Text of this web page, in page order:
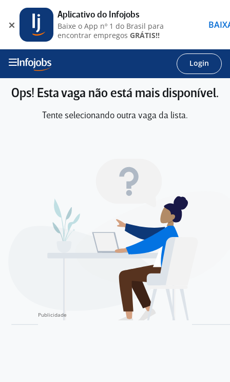
Login
Ops! Esta vaga não está mais disponível.
Tente selecionando outra vaga da lista.
Aplicativo do Infojobs
Baixe o App nº 1 do Brasil para
encontrar empregos GRÁTIS!!